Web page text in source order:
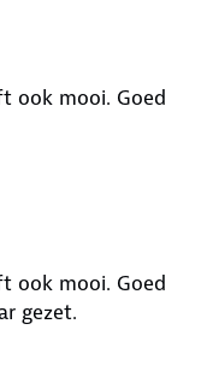
ook mooi. Goed
ook mooi. Goed
gezet.